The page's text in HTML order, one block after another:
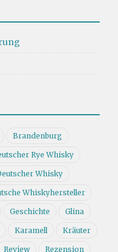
Brandenburg
Rye Whisky
Whisky
Whiskyhersteller
Geschichte Glina
Karamell Kräuter
Review Rezension